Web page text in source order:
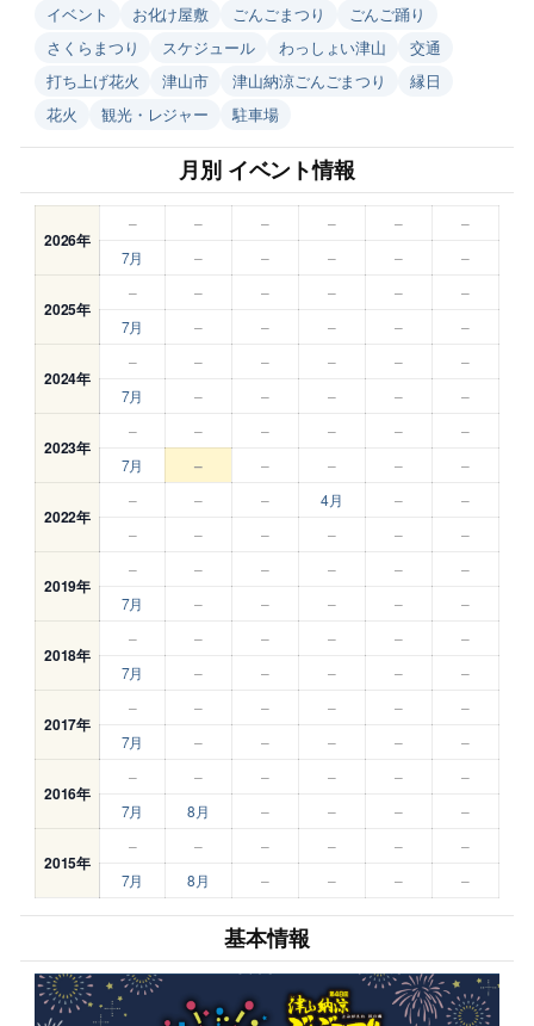
イベント お化け屋敷 ごんごまつり
ごんご踊り
さくらまつり
スケジュール わっしょい津山
交通
打ち上げ花火
津山市 津山納涼ごんごまつり
縁日
花火
観光・レジャー 駐車場
月別 イベント情報
2026年
– – – – –
–
7月
– – – – –
2025年
– – – – –
–
7月
– – – – –
2024年
– – – – –
–
7月
– – – – –
2023年
– – – – –
–
7月
– – – – –
2022年
– – – 4月 –
–
–
– – – – –
2019年
– – – – –
–
7月
– – – – –
2018年
– – – – –
–
7月
– – – – –
2017年
– – – – –
–
7月
– – – – –
2016年
– – – – –
–
7月
8月 – – – –
2015年
– – – – –
–
7月
8月 – – – –
基本情報